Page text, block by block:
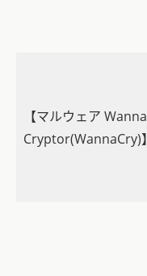
【マルウェア Wanna
Cryptor(WannaCry)】